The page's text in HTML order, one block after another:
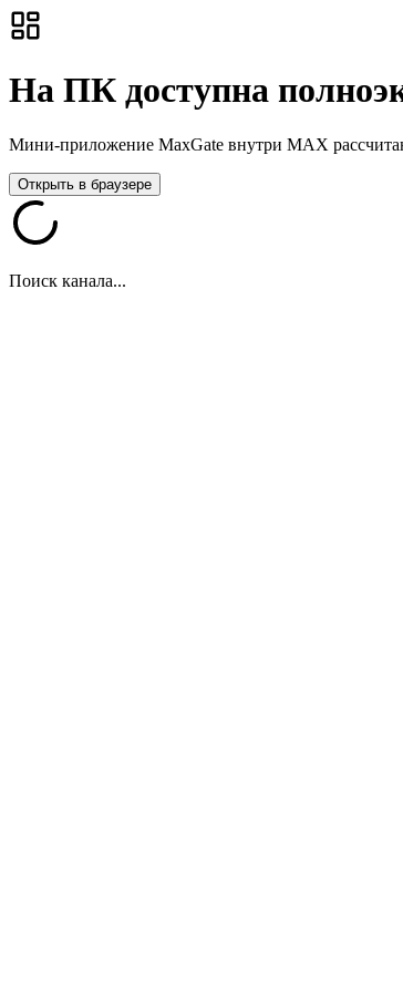
На ПК доступна
Мини-приложение MaxGate внутри MAX
Открыть в браузере
Поиск канала...